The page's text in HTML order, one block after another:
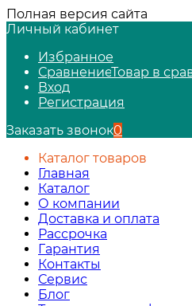
Полная версия сайта
Личный кабинет
Избранное
СравнениеТовар в
Вход
Регистрация
Заказать звонок0
Каталог товаров
Главная
Каталог
О компании
Доставка и оплата
Рассрочка
Гарантия
Контакты
Сервис
Блог